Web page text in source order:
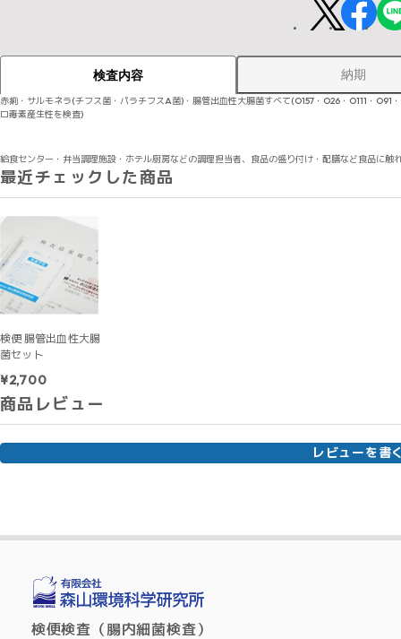
検査内容 納期
赤痢・サルモネラ(チフス菌・パラチフスA菌)・腸管出血性大腸菌すべて(O157・O26・O111・
ロ毒素産生性を検査)
給食センター・弁当調理施設・ホテル厨房などの調理担当者、食品の盛り付け・配膳など食品に触
最近チェックした商品
検便 腸管出血性大腸
菌セット
¥2,700
商品レビュー
レビューを書
検便検査（腸内細菌検査）